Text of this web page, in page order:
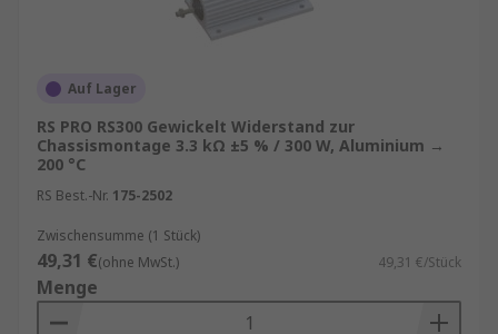
Auf Lager
RS PRO RS300 Gewickelt Widerstand zur
Chassismontage 3.3 kΩ ±5 % / 300 W, Aluminium →
200 °C
RS Best.-Nr. 175-2502
Zwischensumme (1 Stück)
49,31 €(ohne MwSt.) 49,31 €/Stück
Menge